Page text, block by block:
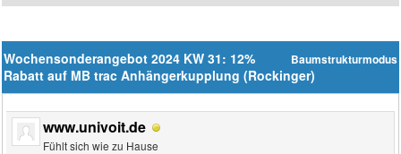
Baumstrukturmodus
Wochensonderangebot 2024 KW 31: 12%
Rabatt auf MB trac Anhängerkupplung (Rockinger)
www.univoit.de
Fühlt sich wie zu Hause